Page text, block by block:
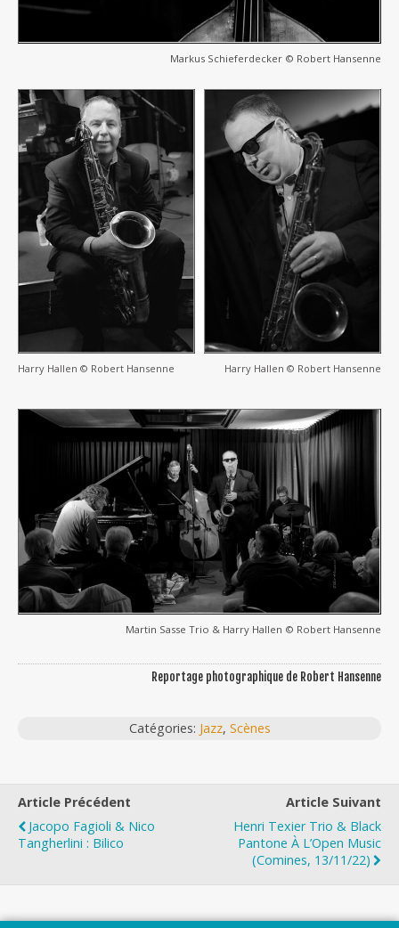
Markus Schieferdecker © Robert Hansenne
Harry Hallen © Robert Hansenne Harry Hallen © Robert Hansenne
Martin Sasse Trio & Harry Hallen © Robert Hansenne
Reportage photographique de Robert Hansenne
Catégories: Jazz, Scènes
Article Précédent
Jacopo Fagioli & Nico
Tangherlini : Bilico
Article Suivant
Henri Texier Trio & Black
Pantone À L’Open Music
(Comines, 13/11/22)